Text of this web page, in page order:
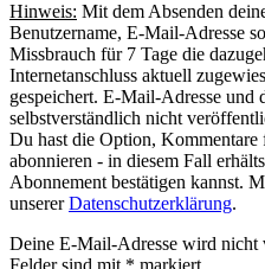
Hinweis: Mit dem Absenden
Benutzername, E-Mail-Adresse
Missbrauch für 7 Tage die
Internetanschluss aktuell
gespeichert. E-Mail-Adresse und
selbstverständlich nicht
Du hast die Option,
abonnieren - in diesem Fall
Abonnement bestätigen kannst.
unsererDatenschutzerklärung.
Deine E-Mail-Adresse wird nicht